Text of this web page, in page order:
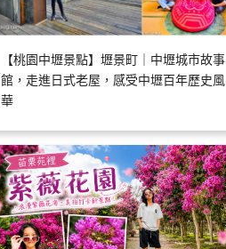
【桃園中壢景點】壢景町｜中壢城市故事
館，走進日式老屋，感受中壢百年歷史風
華